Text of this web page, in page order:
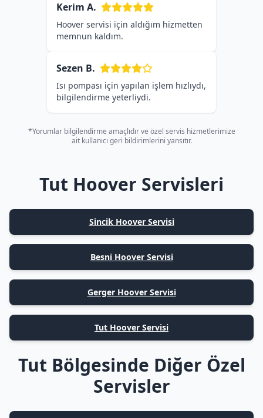
Kerim A.
Hoover servisi için aldığım hizmetten
memnun kaldım.
Sezen B.
Isı pompası için yapılan işlem hızlıydı,
bilgilendirme yeterliydi.
*Yorumlar bilgilendirme amaçlıdır ve özel servis hizmetlerimize
ait kullanıcı geri bildirimlerini yansıtır.
Tut Hoover Servisleri
Sincik Hoover Servisi
Besni Hoover Servisi
Gerger Hoover Servisi
Tut Hoover Servisi
Tut Bölgesinde Diğer Özel
Servisler